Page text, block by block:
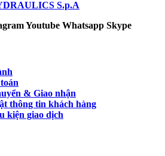
S.p.A
Youtube Whatsapp Skype
& Giao nhận
thông tin khách hàng
kiện giao dịch